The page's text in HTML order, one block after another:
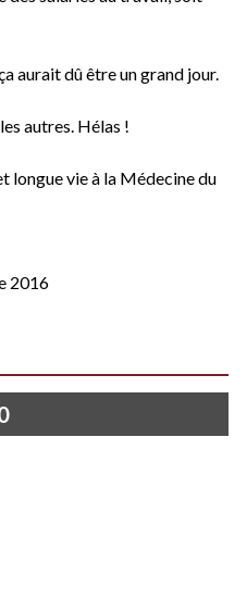
aurait dû être un grand jour.
autres. Hélas !
longue vie à la Médecine du
2016
qui poudroie…